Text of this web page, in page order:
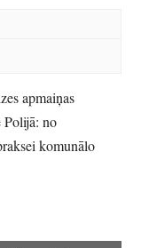
apmaiņas
Polijā: no
komunālo